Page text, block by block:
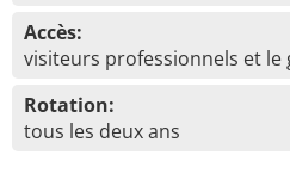
Accès:
visiteurs professionnels et le
Rotation:
tous les deux ans